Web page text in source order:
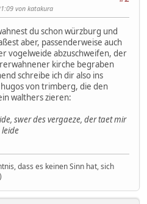
von katakura
du schon würzburg und
aber, passenderweise auch
vogelweide abzuschweifen, der
kirche begraben
schreibe ich dir also ins
von trimberg, die den
walthers zieren:
swer des vergaeze, der taet mir
leide
dass es keinen Sinn hat, sich